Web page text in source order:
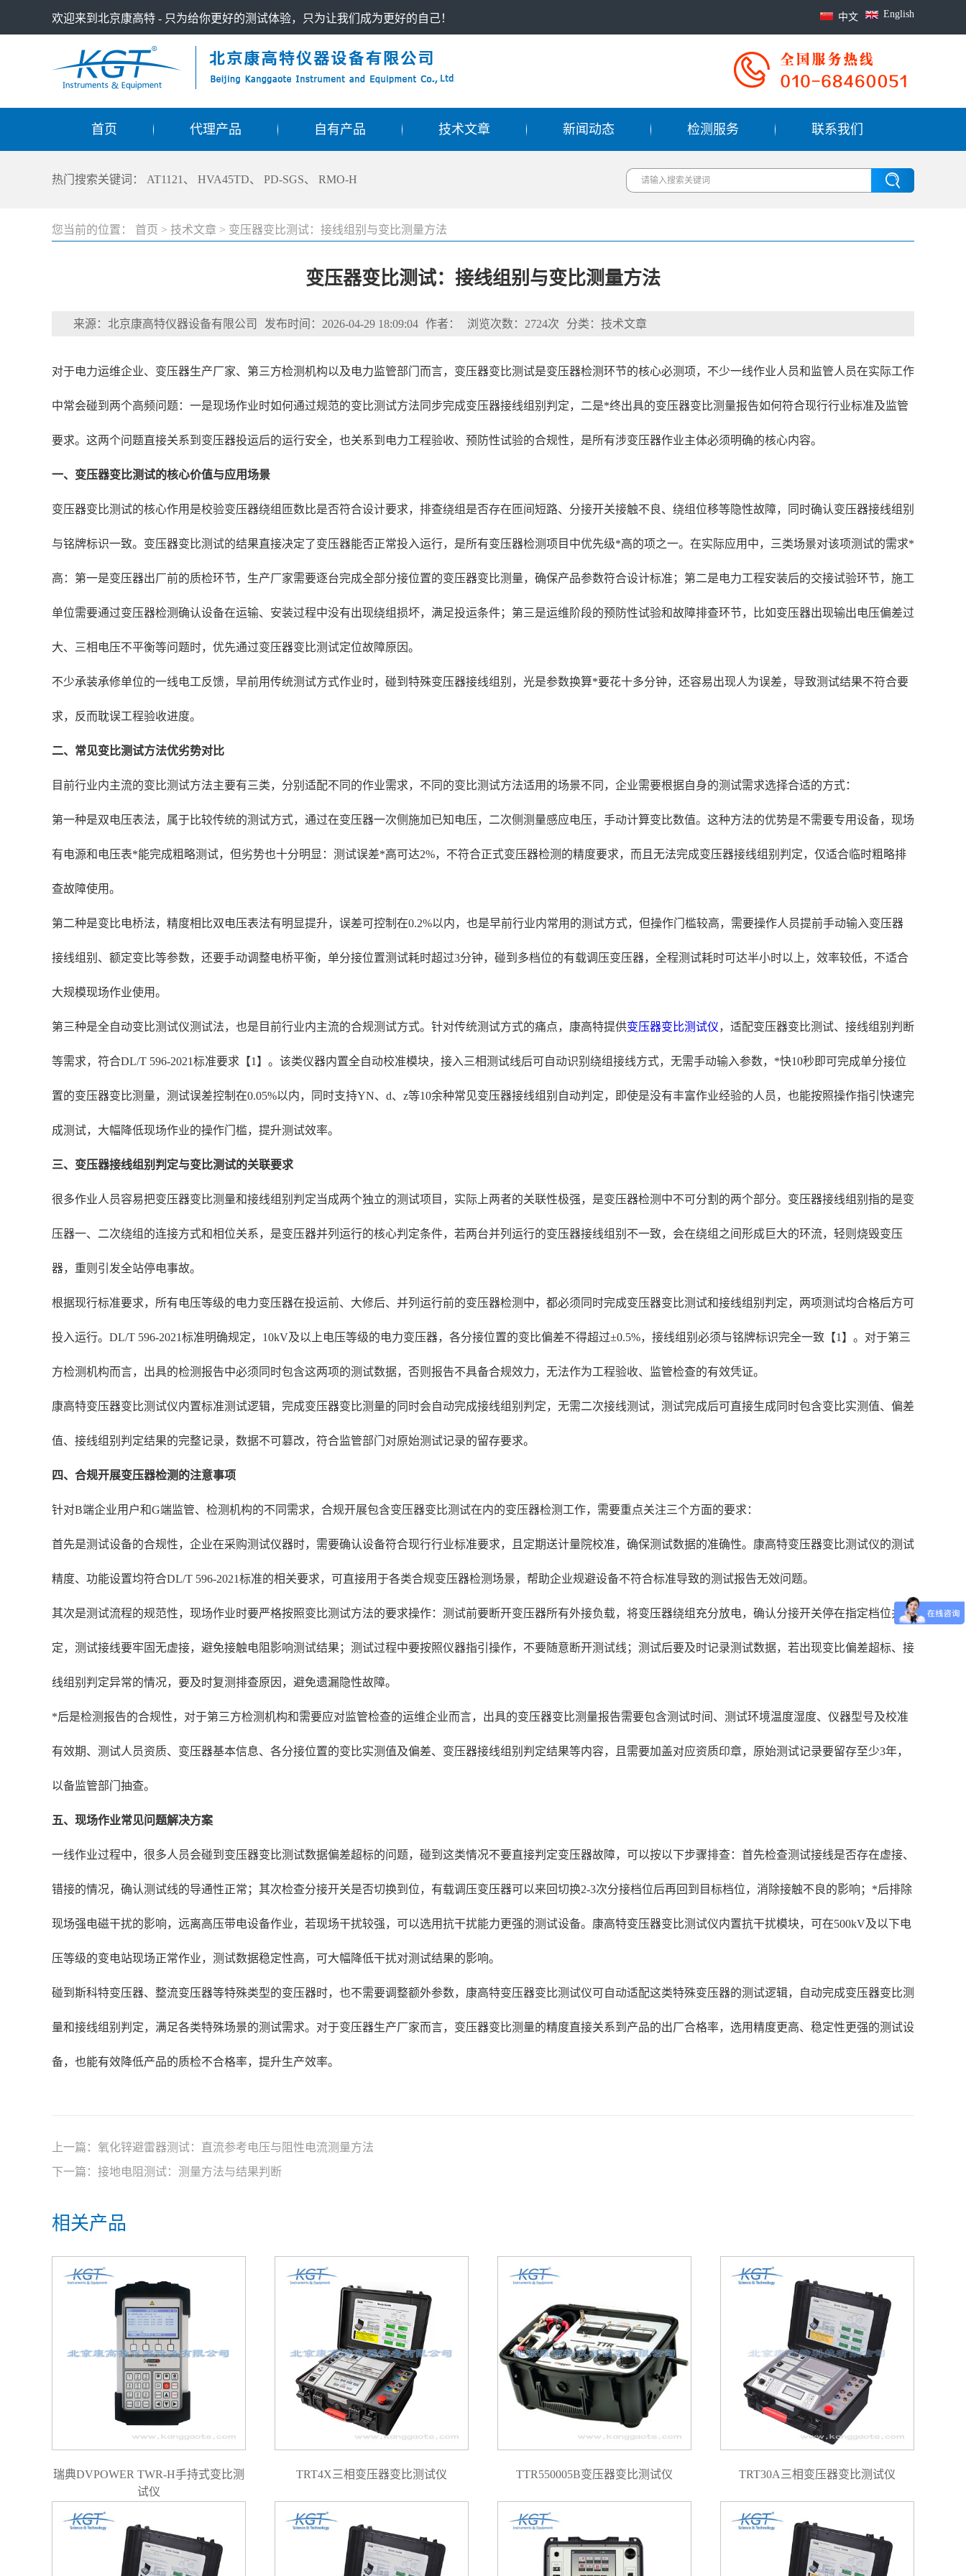
欢迎来到北京康高特 - 只为给你更好的测试体验，只为让我们成为更好的自己！ English
中文
首页 代理产品 自有产品 技术文章 新闻动态 检测服务 联系我们
热门搜索关键词： AT1121 、 HVA45TD、 PD-SGS、 RMO-H
您当前的位置： 首页 > 技术文章 > 变压器变比测试：接线组别与变比测量方法
变压器变比测试：接线组别与变比测量方法
来源：北京康高特仪器设备有限公司 发布时间：2026-04-29 18:09:04 作者： 浏览次数：2724次 分类：技术文章
对于电力运维企业、变压器生产厂家、第三方检测机构以及电力监管部门而言，变压器变比测试是变压器检测环节的核心必测项，不少一线作业人员和监管人员在实际工作
中常会碰到两个高频问题：一是现场作业时如何通过规范的变比测试方法同步完成变压器接线组别判定，二是*终出具的变压器变比测量报告如何符合现行行业标准及监管
要求。这两个问题直接关系到变压器投运后的运行安全，也关系到电力工程验收、预防性试验的合规性，是所有涉变压器作业主体必须明确的核心内容。
一、变压器变比测试的核心价值与应用场景
变压器变比测试的核心作用是校验变压器绕组匝数比是否符合设计要求，排查绕组是否存在匝间短路、分接开关接触不良、绕组位移等隐性故障，同时确认变压器接线组别
与铭牌标识一致。变压器变比测试的结果直接决定了变压器能否正常投入运行，是所有变压器检测项目中优先级*高的项之一。在实际应用中，三类场景对该项测试的需求*
高：第一是变压器出厂前的质检环节，生产厂家需要逐台完成全部分接位置的变压器变比测量，确保产品参数符合设计标准；第二是电力工程安装后的交接试验环节，施工
单位需要通过变压器检测确认设备在运输、安装过程中没有出现绕组损坏，满足投运条件；第三是运维阶段的预防性试验和故障排查环节，比如变压器出现输出电压偏差过
大、三相电压不平衡等问题时，优先通过变压器变比测试定位故障原因。
不少承装承修单位的一线电工反馈，早前用传统测试方式作业时，碰到特殊变压器接线组别，光是参数换算*要花十多分钟，还容易出现人为误差，导致测试结果不符合要
求，反而耽误工程验收进度。
二、常见变比测试方法优劣势对比
目前行业内主流的变比测试方法主要有三类，分别适配不同的作业需求，不同的变比测试方法适用的场景不同，企业需要根据自身的测试需求选择合适的方式：
第一种是双电压表法，属于比较传统的测试方式，通过在变压器一次侧施加已知电压，二次侧测量感应电压，手动计算变比数值。这种方法的优势是不需要专用设备，现场
有电源和电压表*能完成粗略测试，但劣势也十分明显：测试误差*高可达2%，不符合正式变压器检测的精度要求，而且无法完成变压器接线组别判定，仅适合临时粗略排
查故障使用。
第二种是变比电桥法，精度相比双电压表法有明显提升，误差可控制在0.2%以内，也是早前行业内常用的测试方式，但操作门槛较高，需要操作人员提前手动输入变压器
接线组别、额定变比等参数，还要手动调整电桥平衡，单分接位置测试耗时超过3分钟，碰到多档位的有载调压变压器，全程测试耗时可达半小时以上，效率较低，不适合
大规模现场作业使用。
第三种是全自动变比测试仪测试法，也是目前行业内主流的合规测试方式。针对传统测试方式的痛点，康高特提供变压器变比测试仪，适配变压器变比测试、接线组别判断
等需求，符合DL/T 596-2021标准要求【1】。该类仪器内置全自动校准模块，接入三相测试线后可自动识别绕组接线方式，无需手动输入参数，*快10秒即可完成单分接位
置的变压器变比测量，测试误差控制在0.05%以内，同时支持YN、d、z等10余种常见变压器接线组别自动判定，即使是没有丰富作业经验的人员，也能按照操作指引快速完
成测试，大幅降低现场作业的操作门槛，提升测试效率。
三、变压器接线组别判定与变比测试的关联要求
很多作业人员容易把变压器变比测量和接线组别判定当成两个独立的测试项目，实际上两者的关联性极强，是变压器检测中不可分割的两个部分。变压器接线组别指的是变
压器一、二次绕组的连接方式和相位关系，是变压器并列运行的核心判定条件，若两台并列运行的变压器接线组别不一致，会在绕组之间形成巨大的环流，轻则烧毁变压
器，重则引发全站停电事故。
根据现行标准要求，所有电压等级的电力变压器在投运前、大修后、并列运行前的变压器检测中，都必须同时完成变压器变比测试和接线组别判定，两项测试均合格后方可
投入运行。DL/T 596-2021标准明确规定，10kV及以上电压等级的电力变压器，各分接位置的变比偏差不得超过±0.5%，接线组别必须与铭牌标识完全一致【1】。对于第三
方检测机构而言，出具的检测报告中必须同时包含这两项的测试数据，否则报告不具备合规效力，无法作为工程验收、监管检查的有效凭证。
康高特变压器变比测试仪内置标准测试逻辑，完成变压器变比测量的同时会自动完成接线组别判定，无需二次接线测试，测试完成后可直接生成同时包含变比实测值、偏差
值、接线组别判定结果的完整记录，数据不可篡改，符合监管部门对原始测试记录的留存要求。
四、合规开展变压器检测的注意事项
针对B端企业用户和G端监管、检测机构的不同需求，合规开展包含变压器变比测试在内的变压器检测工作，需要重点关注三个方面的要求：
首先是测试设备的合规性，企业在采购测试仪器时，需要确认设备符合现行行业标准要求，且定期送计量院校准，确保测试数据的准确性。康高特变压器变比测试仪的测试
精度、功能设置均符合DL/T 596-2021标准的相关要求，可直接用于各类合规变压器检测场景，帮助企业规避设备不符合标准导致的测试报告无效问题。
其次是测试流程的规范性，现场作业时要严格按照变比测试方法的要求操作：测试前要断开变压器所有外接负载，将变压器绕组充分放电，确认分接开关停在指定档位并锁
定，测试接线要牢固无虚接，避免接触电阻影响测试结果；测试过程中要按照仪器指引操作，不要随意断开测试线；测试后要及时记录测试数据，若出现变比偏差超标、接
线组别判定异常的情况，要及时复测排查原因，避免遗漏隐性故障。
*后是检测报告的合规性，对于第三方检测机构和需要应对监管检查的运维企业而言，出具的变压器变比测量报告需要包含测试时间、测试环境温度湿度、仪器型号及校准
有效期、测试人员资质、变压器基本信息、各分接位置的变比实测值及偏差、变压器接线组别判定结果等内容，且需要加盖对应资质印章，原始测试记录要留存至少3年，
以备监管部门抽查。
五、现场作业常见问题解决方案
一线作业过程中，很多人员会碰到变压器变比测试数据偏差超标的问题，碰到这类情况不要直接判定变压器故障，可以按以下步骤排查：首先检查测试接线是否存在虚接、
错接的情况，确认测试线的导通性正常；其次检查分接开关是否切换到位，有载调压变压器可以来回切换2-3次分接档位后再回到目标档位，消除接触不良的影响；*后排除
现场强电磁干扰的影响，远离高压带电设备作业，若现场干扰较强，可以选用抗干扰能力更强的测试设备。康高特变压器变比测试仪内置抗干扰模块，可在500kV及以下电
压等级的变电站现场正常作业，测试数据稳定性高，可大幅降低干扰对测试结果的影响。
碰到斯科特变压器、整流变压器等特殊类型的变压器时，也不需要调整额外参数，康高特变压器变比测试仪可自动适配这类特殊变压器的测试逻辑，自动完成变压器变比测
量和接线组别判定，满足各类特殊场景的测试需求。对于变压器生产厂家而言，变压器变比测量的精度直接关系到产品的出厂合格率，选用精度更高、稳定性更强的测试设
备，也能有效降低产品的质检不合格率，提升生产效率。
上一篇： 氧化锌避雷器测试：直流参考电压与阻性电流测量方法
下一篇： 接地电阻测试：测量方法与结果判断
相关产品
瑞典DVPOWER TWR-H手持式变比测
试仪
TRT4X三相变压器变比测试仪 TTR550005B变压器变比测试仪 TRT30A三相变压器变比测试仪